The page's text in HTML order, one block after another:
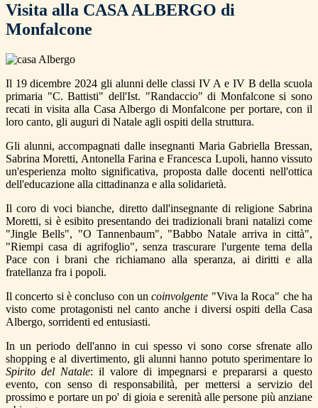
Visita alla CASA ALBERGO di
Monfalcone
Il 19 dicembre 2024 gli alunni delle classi IV A e IV B della scuola
primaria "C. Battisti" dell'Ist. "Randaccio" di Monfalcone si sono
recati in visita alla Casa Albergo di Monfalcone per portare, con il
loro canto, gli auguri di Natale agli ospiti della struttura.
Gli alunni, accompagnati dalle insegnanti Maria Gabriella Bressan,
Sabrina Moretti, Antonella Farina e Francesca Lupoli, hanno vissuto
un'esperienza molto significativa, proposta dalle docenti nell'ottica
dell'educazione alla cittadinanza e alla solidarietà.
Il coro di voci bianche, diretto dall'insegnante di religione Sabrina
Moretti, si è esibito presentando dei tradizionali brani natalizi come
"Jingle Bells", "O Tannenbaum", "Babbo Natale arriva in città",
"Riempi casa di agrifoglio", senza trascurare l'urgente tema della
Pace con i brani che richiamano alla speranza, ai diritti e alla
fratellanza fra i popoli.
Il concerto si è concluso con uncoinvolgente "Viva la Roca" che ha
visto come protagonisti nel canto anche i diversi ospiti della Casa
Albergo, sorridenti ed entusiasti.
In un periodo dell'anno in cui spesso vi sono corse sfrenate allo
shopping e al divertimento, gli alunni hanno potuto sperimentare lo
Spirito del Natale: il valore di impegnarsi e prepararsi a questo
evento, con senso di responsabilità, per mettersi a servizio del
prossimo e portare un po' di gioia e serenità alle persone più anziane